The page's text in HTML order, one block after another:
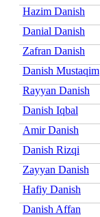
Hazim Danish
Danial Danish
Zafran Danish
Danish Mustaqim
Rayyan Danish
Danish Iqbal
Amir Danish
Danish Rizqi
Zayyan Danish
Hafiy Danish
Danish Affan